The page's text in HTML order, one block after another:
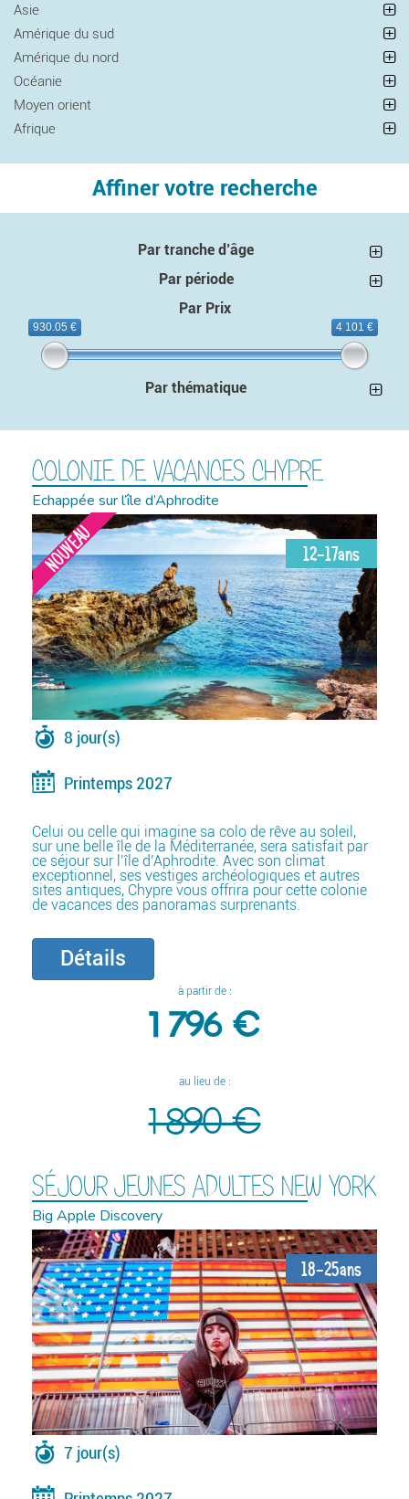
Asie
Amérique du sud
Amérique du nord
Océanie
Moyen orient
Afrique
Affiner votre recherche
Par tranche d’âge
Par période
Par Prix
930.05 € 4 101 €
Par thématique
COLONIE DE VACANCES CHYPRE
Echappée sur l’île d’Aphrodite
NOUVEAU 12-17ans
8 jour(s)
Printemps 2027
Celui ou celle qui imagine sa colo de rêve au soleil,
sur une belle île de la Méditerranée, sera satisfait par
ce séjour sur l’île d’Aphrodite. Avec son climat
exceptionnel, ses vestiges archéologiques et autres
sites antiques, Chypre vous offrira pour cette colonie
de vacances des panoramas surprenants.
Détails
à partir de :
1 796 €
au lieu de :
1 890 €
SÉJOUR JEUNES ADULTES NEW YORK
Big Apple Discovery
18-25ans
7 jour(s)